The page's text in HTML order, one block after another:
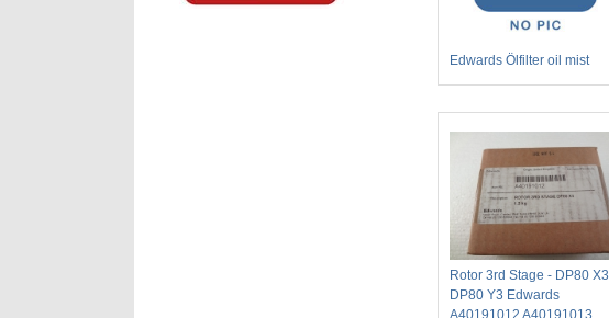
Edwards Ölfilter oil mist
Rotor 3rd Stage - DP80 X3
DP80 Y3 Edwards
A40191012 A40191013